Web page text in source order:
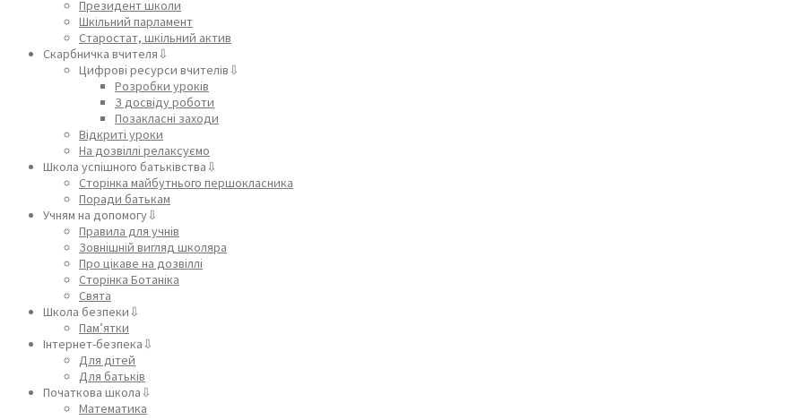
Президент школи
Шкільний парламент
Старостат, шкільний актив
Скарбничка вчителя⇩
Цифрові ресурси вчителів⇩
Розробки уроків
З досвіду роботи
Позакласні заходи
Відкриті уроки
На дозвіллі релаксуємо
Школа успішного батьківства⇩
Сторінка майбутнього першокласника
Поради батькам
Учням на допомогу⇩
Правила для учнів
Зовнішній вигляд школяра
Про цікаве на дозвіллі
Сторінка Ботаніка
Свята
Школа безпеки⇩
Пам’ятки
Інтернет-безпека⇩
Для дітей
Для батьків
Початкова школа⇩
Математика